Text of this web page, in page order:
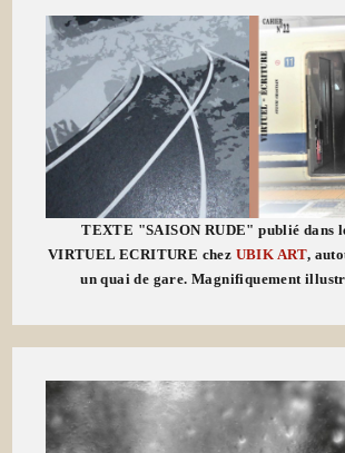
TEXTE "SAISON RUDE" publié dans
VIRTUEL ECRITURE chez UBIK ART,
un quai de gare. Magnifiquement